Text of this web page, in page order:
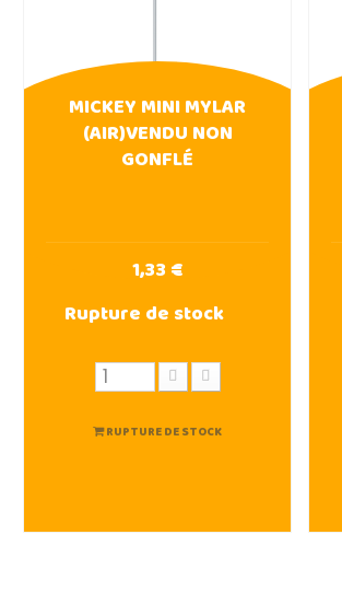
MICKEY MINI MYLAR
(AIR)VENDU NON
GONFLÉ
1,33 €
Rupture de stock
RUPTURE DE STOCK